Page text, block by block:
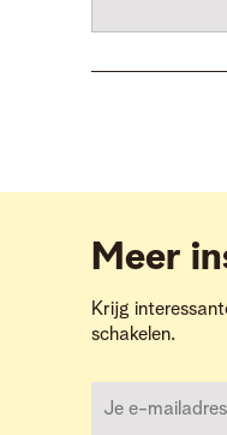
Meer
Krijg
schakelen.